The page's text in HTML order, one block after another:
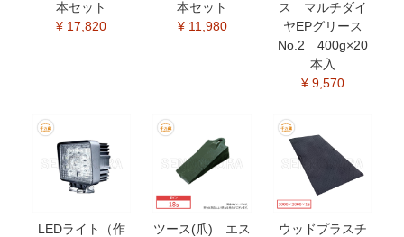
本セット
¥ 17,820
本セット
¥ 11,980
ス マルチダイ
ヤEPグリース
No.2 400g×20
本入
¥ 9,570
LEDライト（作 ツース(爪) エス ウッドプラスチ